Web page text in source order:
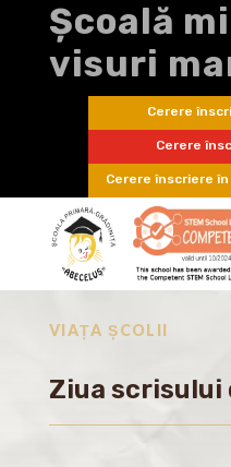
Școală
visuri
Cerere
Cerere
Cerere înscriere în
VIAȚA ȘCOLII
Ziua scrisului